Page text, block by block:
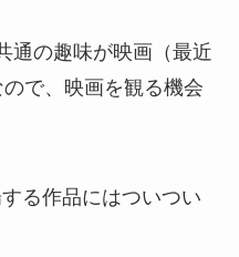
通の趣味が映画（最近
で、映画を観る機会
る作品にはついつい